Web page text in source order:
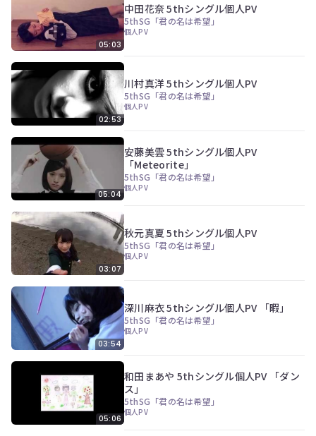
る
05:03
中田花奈 5thシングル個人PV
5thSG「君の名は希望」
個人PV
02:53
川村真洋 5thシングル個人PV
5thSG「君の名は希望」
個人PV
05:04
安藤美雲 5thシングル個人PV
「Meteorite」
5thSG「君の名は希望」
個人PV
03:07
秋元真夏 5thシングル個人PV
5thSG「君の名は希望」
個人PV
03:54
深川麻衣 5thシングル個人PV 「暇」
5thSG「君の名は希望」
個人PV
05:06
和田まあや 5thシングル個人PV 「ダン
ス」
5thSG「君の名は希望」
個人PV